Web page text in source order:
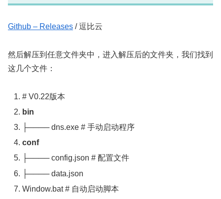
Github – Releases / 逗比云
然后解压到任意文件夹中，进入解压后的文件夹，我们找到
这几个文件：
# V0.22版本
bin
├────dns.exe# 手动启动程序
conf
├────config.json# 配置文件
├────data.json
Window.bat# 自动启动脚本